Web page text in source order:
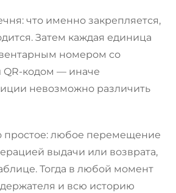
что именно закрепляется,
Затем каждая единица
номером со
кодом — иначе
невозможно различить
простое: любое перемещение
выдачи или возврата,
Тогда в любой момент
и всю историю